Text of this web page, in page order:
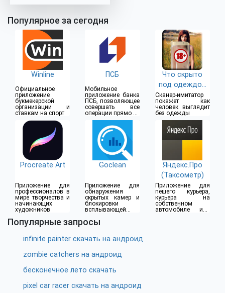
Популярное за сегодня
Winline
Официальное
приложение
букмекерской
организации и
ставкам на спорт
ПСБ
Мобильное
приложение банка
ПСБ, позволяющее
совершать все
операции прямо из
дома
Что скрыто
под одеждой
(18+)
Сканер-имитатор
покажет как
человек выглядит
без одежды
Procreate Art
Приложение для
профессионалов в
мире творчества и
начинающих
художников
Goclean
Приложение для
обнаружения
скрытых камер и
блокировки
всплывающей
Яндекс.Про
(Таксометр)
Приложение для
пешего курьера,
курьера на
собственном
автомобиле или
Популярные запросы
infinite painter скачать на андроид
zombie catchers на андроид
бесконечное лето скачать
pixel car racer скачать на андроид